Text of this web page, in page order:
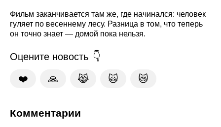
Фильм заканчивается там же, где начинался: человек
гуляет по весеннему лесу. Разница в том, что теперь
он точно знает — домой пока нельзя.
Оцените новость
❤️ 🙏 😹 🙀 😿
Комментарии